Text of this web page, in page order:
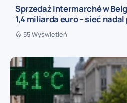
Sprzedaż Intermarché w
1,4 miliarda euro – sieć
55 Wyświetleń